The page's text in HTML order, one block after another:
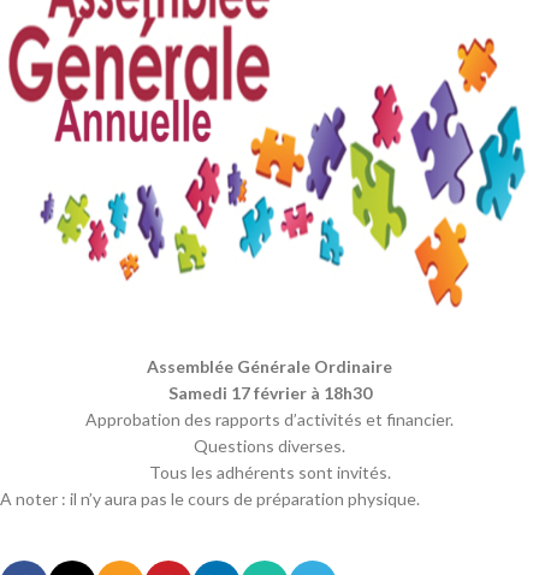
Assemblée Générale Ordinaire
Samedi 17 février à 18h30
Approbation des rapports d’activités et financier.
Questions diverses.
Tous les adhérents sont invités.
A noter : il n’y aura pas le cours de préparation physique.